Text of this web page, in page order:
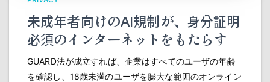
未成年者向けのAI規制が、身分証明
必須のインターネットをもたらす
GUARD法が成立すれば、企業はすべてのユーザの年齢
を確認し、18歳未満のユーザを膨大な範囲のオンライン